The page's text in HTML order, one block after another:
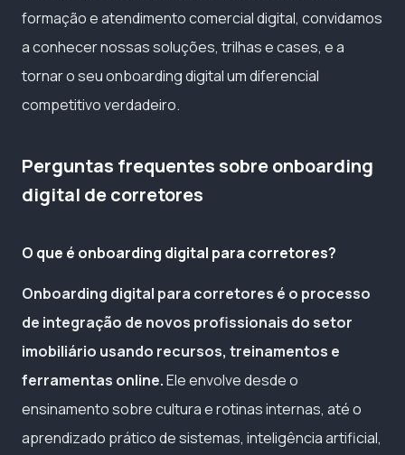
formação e atendimento comercial digital, convidamos
a conhecer nossas soluções, trilhas e cases, e a
tornar o seu onboarding digital um diferencial
competitivo verdadeiro.
Perguntas frequentes sobre onboarding
digital de corretores
O que é onboarding digital para corretores?
Onboarding digital para corretores é o processo
de integração de novos profissionais do setor
imobiliário usando recursos, treinamentos e
ferramentas online.Ele envolve desde o
ensinamento sobre cultura e rotinas internas, até o
aprendizado prático de sistemas, inteligência artificial,